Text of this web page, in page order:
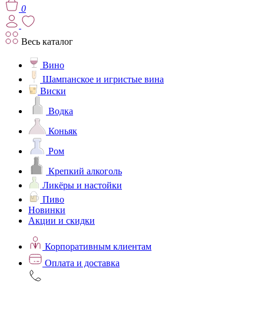
0
Весь каталог
Вино
Шампанское и игристые вина
Виски
Водка
Коньяк
Ром
Крепкий алкоголь
Ликёры и настойки
Пиво
Новинки
Акции и скидки
Корпоративным клиентам
Оплата и доставка